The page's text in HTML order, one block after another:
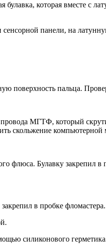
булавка, которая вместе с
панели, на
поверхность пальца.
МГТФ, который
скольжение
флюса. Булавку
в пробке фломастера.
силиконового